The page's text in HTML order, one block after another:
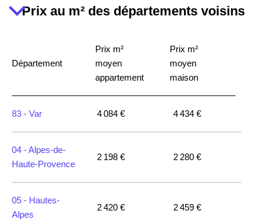
Prix au m² des départements voisins
Département
Prix m²
moyen
appartement
Prix m²
moyen
maison
83 - Var 4 084 € 4 434 €
04 -Alpes-de-
Haute-Provence
2 198 € 2 280 €
05 - Hautes-
Alpes
2 420 € 2 459 €